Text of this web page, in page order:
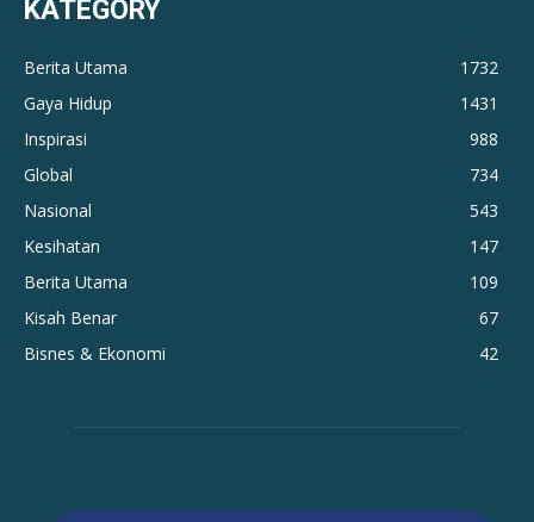
KATEGORY
Berita Utama
1732
Gaya Hidup
1431
Inspirasi
988
Global
734
Nasional
543
Kesihatan
147
Berita Utama
109
Kisah Benar
67
Bisnes & Ekonomi
42